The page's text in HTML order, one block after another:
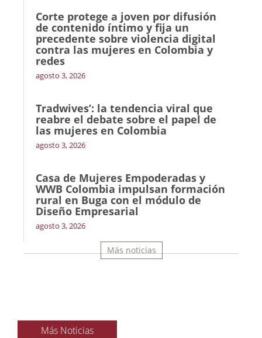
Corte protege a joven por difusión
de contenido íntimo y fija un
precedente sobre violencia digital
contra las mujeres en Colombia y
redes
agosto 3, 2026
Tradwives’: la tendencia viral que
reabre el debate sobre el papel de
las mujeres en Colombia
agosto 3, 2026
Casa de Mujeres Empoderadas y
WWB Colombia impulsan formación
rural en Buga con el módulo de
Diseño Empresarial
agosto 3, 2026
Más noticias
Más Noticias